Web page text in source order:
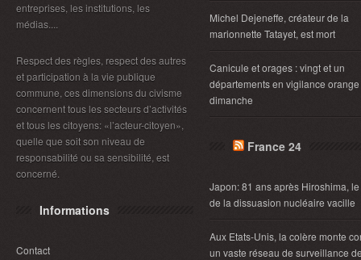
entreprises, les institutions, les
médias....
Respect des règles, respect des autres
et participation à la vie publique
commune, ces dimensions du civisme
concernent tous les secteurs d’activités
et tous les citoyens: «l’acteur-citoyen»,
quelle que soit son niveau de
responsabilité ou sa sensibilité, est
concerné.
Informations
Contact
Michel Dejeneffe, créateur de la
marionnette Tatayet, est mort
Canicule et orages : vingt et un
départements en vigilance orange
dimanche
France 24
Japon: 81 ans après Hiroshima,
de la dissuasion nucléaire vacille
Aux Etats-Unis, la colère monte
un vaste réseau de surveillance